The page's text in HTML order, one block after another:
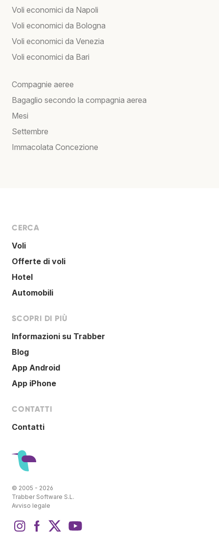
Voli economici da Napoli
Voli economici da Bologna
Voli economici da Venezia
Voli economici da Bari
Compagnie aeree
Bagaglio secondo la compagnia aerea
Mesi
Settembre
Immacolata Concezione
CERCA
Voli
Offerte di voli
Hotel
Automobili
SCOPRI DI PIÙ
Informazioni su Trabber
Blog
App Android
App iPhone
CONTATTI
Contatti
© 2005 - 2026
Trabber Software S.L.
Avviso legale